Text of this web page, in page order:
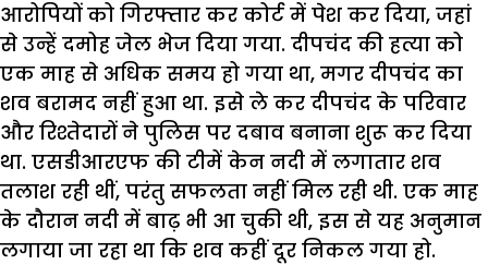
आरोपियों को गिरफ्तार कर कोर्ट में पेश कर दिया, जहां
से उन्हें दमोह जेल भेज दिया गया. दीपचंद की हत्या को
एक माह से अधिक समय हो गया था, मगर दीपचंद का
शव बरामद नहीं हुआ था. इसे ले कर दीपचंद के परिवार
और रिश्तेदारों ने पुलिस पर दबाव बनाना शुरू कर दिया
था. एसडीआरएफ की टीमें केन नदी में लगातार शव
तलाश रही थीं, परंतु सफलता नहीं मिल रही थी. एक माह
के दौरान नदी में बाढ़ भी आ चुकी थी, इस से यह अनुमान
लगाया जा रहा था कि शव कहीं दूर निकल गया हो.